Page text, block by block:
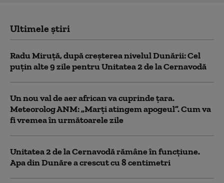
Ultimele știri
Radu Miruță, după creșterea nivelul Dunării: Cel
puțin alte 9 zile pentru Unitatea 2 de la Cernavodă
Un nou val de aer african va cuprinde țara.
Meteorolog ANM: „Marți atingem apogeul”. Cum va
fi vremea în următoarele zile
Unitatea 2 de la Cernavodă rămâne în funcțiune.
Apa din Dunăre a crescut cu 8 centimetri